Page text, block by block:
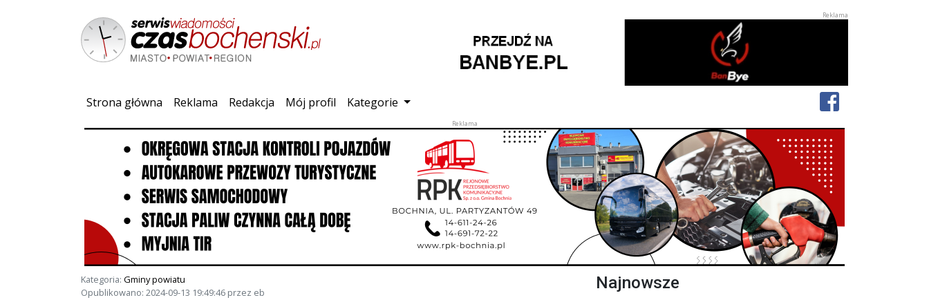
Strona główna (current)
Reklama Redakcja Mój profil Kategorie
Kategoria: Gminy powiatu
Opublikowano: 2024-09-13 19:49:46 przez eb
Najnowsze